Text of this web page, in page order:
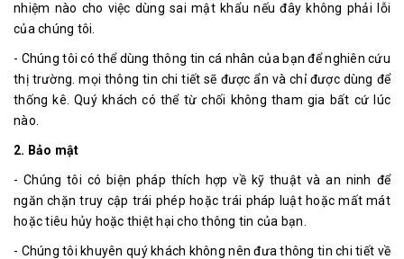
nhiệm nào cho việc dùng sai mật khẩu nếu đây không phải lỗi
của chúng tôi.
- Chúng tôi có thể dùng thông tin cá nhân của bạn để nghiên cứu
thị trường. mọi thông tin chi tiết sẽ được ẩn và chỉ được dùng để
thống kê. Quý khách có thể từ chối không tham gia bất cứ lúc
nào.
2. Bảo mật
- Chúng tôi có biện pháp thích hợp về kỹ thuật và an ninh để
ngăn chặn truy cập trái phép hoặc trái pháp luật hoặc mất mát
hoặc tiêu hủy hoặc thiệt hại cho thông tin của bạn.
- Chúng tôi khuyên quý khách không nên đưa thông tin chi tiết về